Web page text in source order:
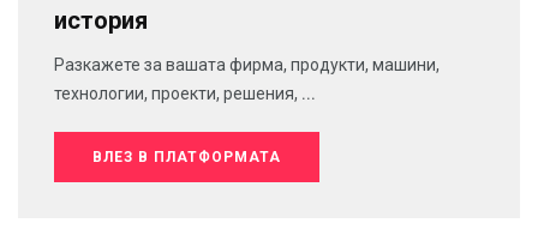
история
Разкажете за вашата фирма, продукти, машини,
технологии, проекти, решения, ...
ВЛЕЗ В ПЛАТФОРМАТА